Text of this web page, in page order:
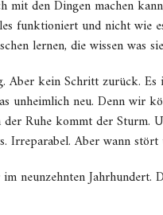
mit den Dingen machen
funktioniert und nicht wie
lernen, die wissen was
Aber kein Schritt zurück.
unheimlich neu. Denn wir
Ruhe kommt der Sturm.
Irreparabel. Aber wann stört
neunzehnten